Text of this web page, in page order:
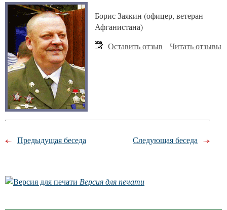
Борис Заякин (офицер, ветеран
Афганистана)
Оставить отзыв
Читать отзывы
Предыдущая беседа Следующая беседа
Версия для печати